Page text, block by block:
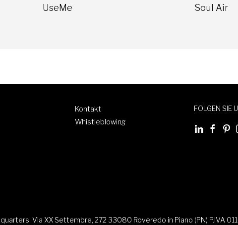
UseMe Soul Air
Kontakt
Whistleblowing
FOLGEN SIE
Via XX Settembre, 272 33080 Roveredo in Piano (PN) P.IVA